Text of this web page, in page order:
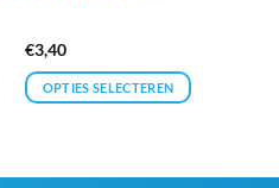
€3,40
OPTIES SELECTEREN